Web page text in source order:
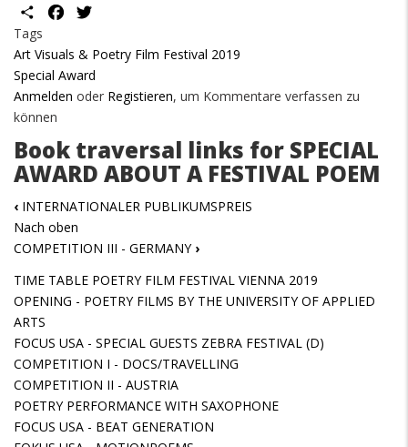
ShareFacebook
Tags
Art Visuals & Poetry Film Festival 2019
Special Award
Anmelden oder Registieren, um Kommentare verfassen zu
können
Book traversal links for SPECIAL
AWARD ABOUT A FESTIVAL POEM
‹ INTERNATIONALER PUBLIKUMSPREIS
Nach oben
COMPETITION III - GERMANY ›
TIME TABLE POETRY FILM FESTIVAL VIENNA 2019
OPENING - POETRY FILMS BY THE UNIVERSITY OF APPLIED
ARTS
FOCUS USA - SPECIAL GUESTS ZEBRA FESTIVAL (D)
COMPETITION I - DOCS/TRAVELLING
COMPETITION II - AUSTRIA
POETRY PERFORMANCE WITH SAXOPHONE
FOCUS USA - BEAT GENERATION